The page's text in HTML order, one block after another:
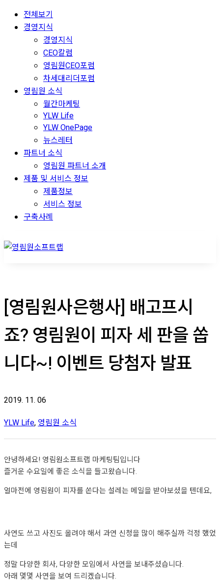
전체보기
경영지식
경영지식
CEO칼럼
영림원CEO포럼
차세대리더포럼
영림원 소식
월간마케팅
YLW Life
YLW OnePage
뉴스레터
파트너 소식
영림원 파트너 소개
제품 및 서비스 정보
제품정보
서비스 정보
구축사례
[영림원사은행사] 배고프시
죠? 영림원이 피자 세 판을 쏩
니다~! 이벤트 당첨자 발표
2019. 11. 06
YLW Life,영림원 소식
안녕하세요! 영림원소프트랩 마케팅팀입니다
즐거운 수요일에 좋은 소식을 들고왔습니다.
얼마전에 영림원이 피자를 쏜다는 설레는 메일을 받아보셨을 텐데요,
사연도 쓰고 사진도 올려야 해서 과연 신청을 많이 해주실까 걱정 했었
는데
정말 다양한 회사, 다양한 모임에서 사연을 보내주셨습니다.
아래 몇몇 사연을 보여 드리겠습니다.